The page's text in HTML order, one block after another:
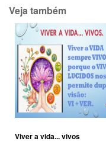
Veja também
Viver a vida... vivos